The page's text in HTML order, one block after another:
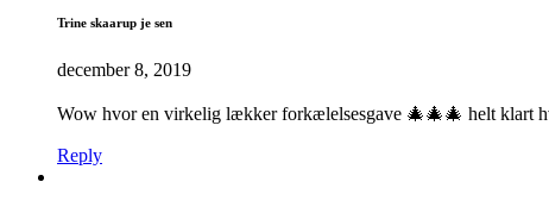
Trine skaarup je sen
december 8, 2019
Wow hvor en virkelig lækker forkælelsesgave 🎄🎄🎄 helt klart
Reply